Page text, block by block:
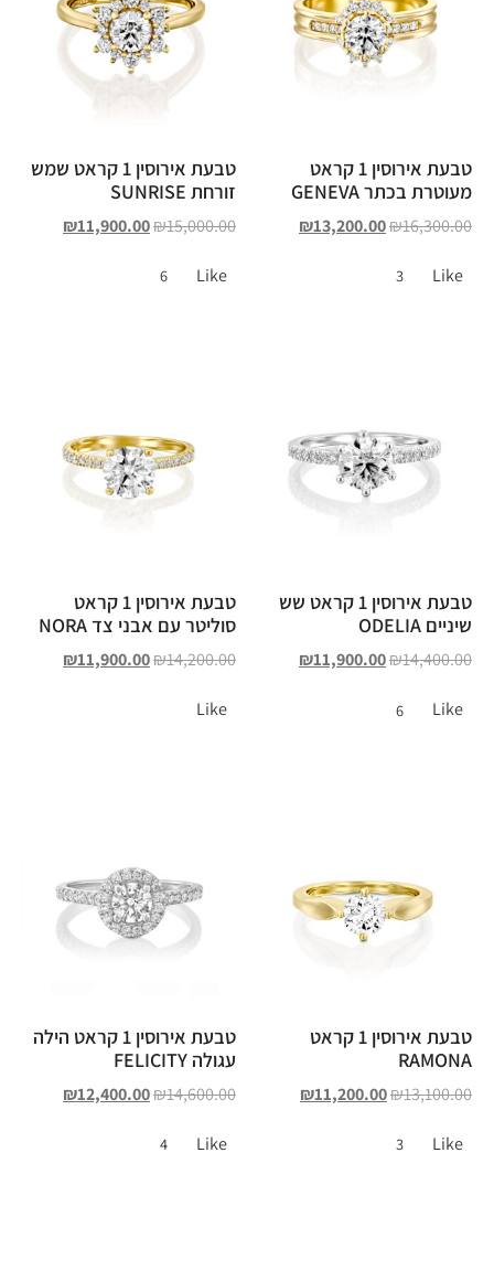
טבעת אירוסין 1 קראט
מעוטרת בכתר GENEVA
₪16,300.00
₪13,200.00
Like
3
טבעת אירוסין 1 קראט שמש
זורחת SUNRISE
₪15,000.00
₪11,900.00
Like
6
טבעת אירוסין 1 קראט שש
שיניים ODELIA
₪14,400.00
₪11,900.00
Like
6
טבעת אירוסין 1 קראט
סוליטר עם אבני צד NORA
₪14,200.00
₪11,900.00
Like
טבעת אירוסין 1 קראט
RAMONA
₪13,100.00
₪11,200.00
Like
3
טבעת אירוסין 1 קראט הילה
עגולה FELICITY
₪14,600.00
₪12,400.00
Like
4